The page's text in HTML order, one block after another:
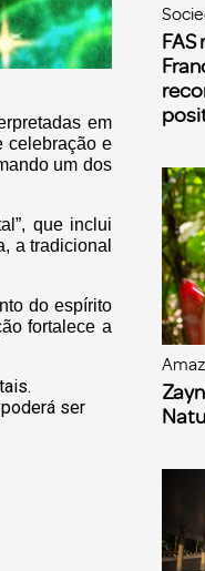
em
celebração e
um dos
que inclui
a tradicional
do espírito
fortalece a
ser